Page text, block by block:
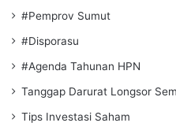
#Pemprov Sumut
#Disporasu
#Agenda Tahunan HPN
Tanggap Darurat Longsor
Tips Investasi Saham